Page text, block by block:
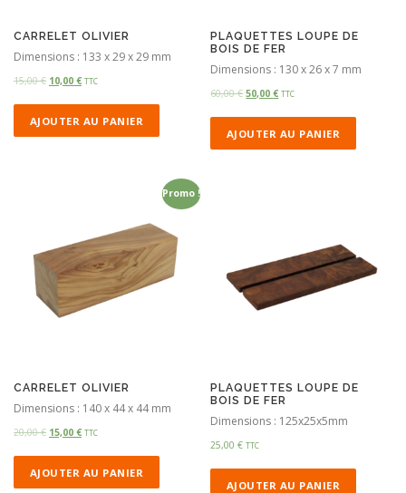
CARRELET OLIVIER
Dimensions : 133 x 29 x 29 mm
15,00€ 10,00 € TTC
AJOUTER AU PANIER
PLAQUETTES LOUPE DE
BOIS DE FER
Dimensions : 130 x 26 x 7 mm
60,00€ 50,00€ TTC
AJOUTER AU PANIER
Promo !
CARRELET OLIVIER
Dimensions : 140 x 44 x 44 mm
20,00€ 15,00 € TTC
AJOUTER AU PANIER
PLAQUETTES LOUPE DE
BOIS DE FER
Dimensions : 125x25x5mm
25,00€ TTC
AJOUTER AU PANIER